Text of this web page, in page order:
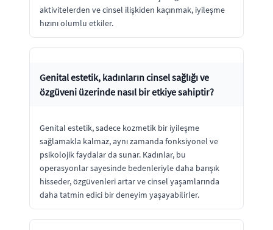
aktivitelerden ve cinsel ilişkiden kaçınmak, iyileşme
hızını olumlu etkiler.
Genital estetik, kadınların cinsel sağlığı ve
özgüveni üzerinde nasıl bir etkiye sahiptir?
Genital estetik, sadece kozmetik bir iyileşme
sağlamakla kalmaz, aynı zamanda fonksiyonel ve
psikolojik faydalar da sunar. Kadınlar, bu
operasyonlar sayesinde bedenleriyle daha barışık
hisseder, özgüvenleri artar ve cinsel yaşamlarında
daha tatmin edici bir deneyim yaşayabilirler.